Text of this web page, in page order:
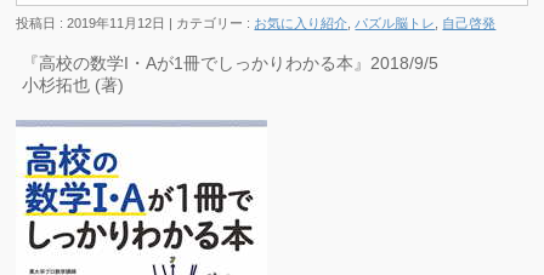
投稿日 : 2019年11月12日 | カテゴリー : お気に入り紹介 パズル脳トレ 自己啓発
『高校の数学I・Aが1冊でしっかりわかる本』2018/9/5
小杉拓也 (著)